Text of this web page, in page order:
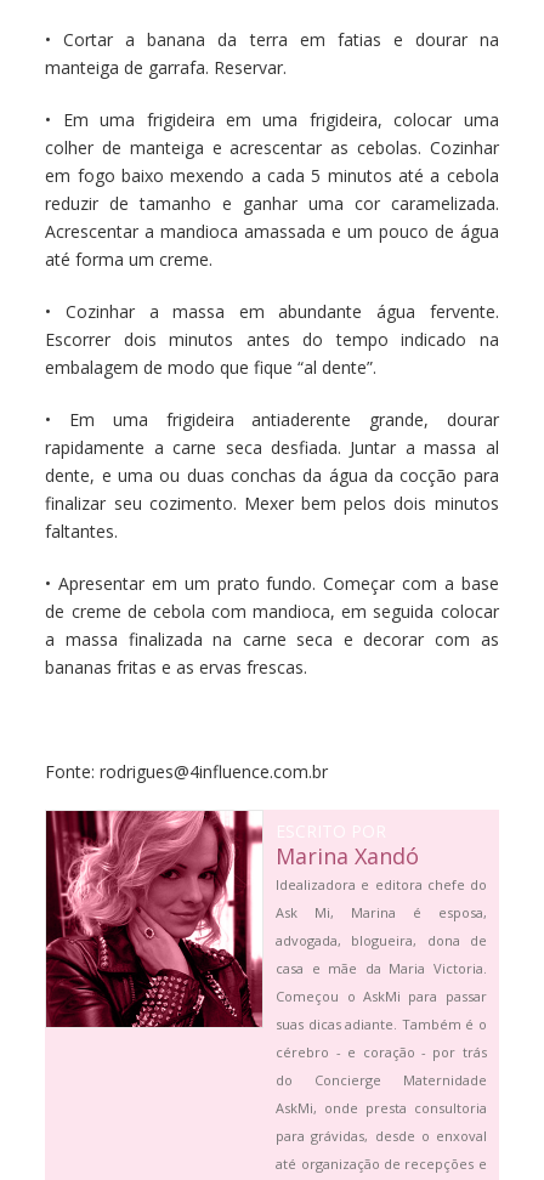
• Cortar a banana da terra em fatias e dourar na
manteiga de garrafa. Reservar.
• Em uma frigideira em uma frigideira, colocar uma
colher de manteiga e acrescentar as cebolas. Cozinhar
em fogo baixo mexendo a cada 5 minutos até a cebola
reduzir de tamanho e ganhar uma cor caramelizada.
Acrescentar a mandioca amassada e um pouco de água
até forma um creme.
• Cozinhar a massa em abundante água fervente.
Escorrer dois minutos antes do tempo indicado na
embalagem de modo que fique “al dente”.
• Em uma frigideira antiaderente grande, dourar
rapidamente a carne seca desfiada. Juntar a massa al
dente, e uma ou duas conchas da água da cocção para
finalizar seu cozimento. Mexer bem pelos dois minutos
faltantes.
• Apresentar em um prato fundo. Começar com a base
de creme de cebola com mandioca, em seguida colocar
a massa finalizada na carne seca e decorar com as
bananas fritas e as ervas frescas.
Fonte: rodrigues@4influence.com.br
ESCRITO POR
Marina Xandó
Idealizadora e editora chefe do
Ask Mi, Marina é esposa,
advogada, blogueira, dona de
casa e mãe da Maria Victoria.
Começou o AskMi para passar
suas dicas adiante. Também é o
cérebro - e coração - por trás
do Concierge Maternidade
AskMi, onde presta consultoria
para grávidas, desde o enxoval
até organização de recepções e